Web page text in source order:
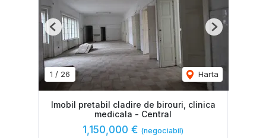
1 / 26 Harta
Previous Next
Imobil pretabil cladire de birouri, clinica
medicala - Central
1,150,000 € (negociabil)